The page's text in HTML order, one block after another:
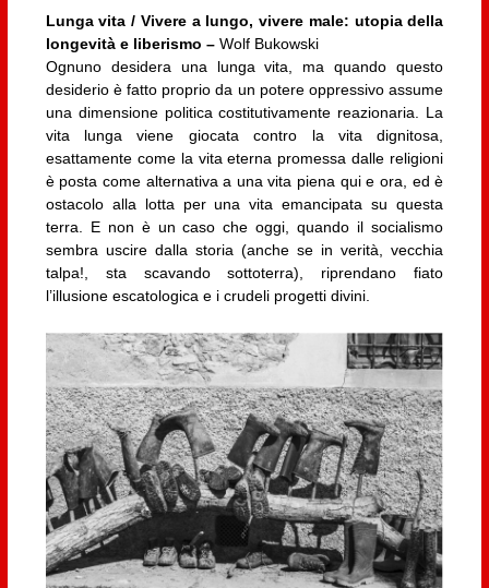
Lunga vita / Vivere a lungo, vivere male: utopia della
longevità e liberismo – Wolf Bukowski
Ognuno desidera una lunga vita, ma quando questo
desiderio è fatto proprio da un potere oppressivo assume
una dimensione politica costitutivamente reazionaria. La
vita lunga viene giocata contro la vita dignitosa,
esattamente come la vita eterna promessa dalle religioni
è posta come alternativa a una vita piena qui e ora, ed è
ostacolo alla lotta per una vita emancipata su questa
terra. E non è un caso che oggi, quando il socialismo
sembra uscire dalla storia (anche se in verità, vecchia
talpa!, sta scavando sottoterra), riprendano fiato
l’illusione escatologica e i crudeli progetti divini.